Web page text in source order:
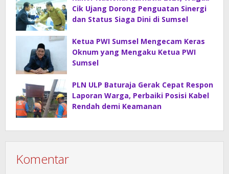
Cik Ujang Dorong Penguatan Sinergi
dan Status Siaga Dini di Sumsel
Ketua PWI Sumsel Mengecam Keras
Oknum yang Mengaku Ketua PWI
Sumsel
PLN ULP Baturaja Gerak Cepat Respon
Laporan Warga, Perbaiki Posisi Kabel
Rendah demi Keamanan
Komentar